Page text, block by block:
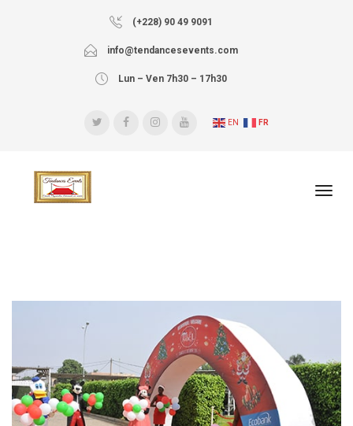
(+228) 90 49 9091
info@tendancesevents.com
Lun – Ven 7h30 – 17h30
EN FR